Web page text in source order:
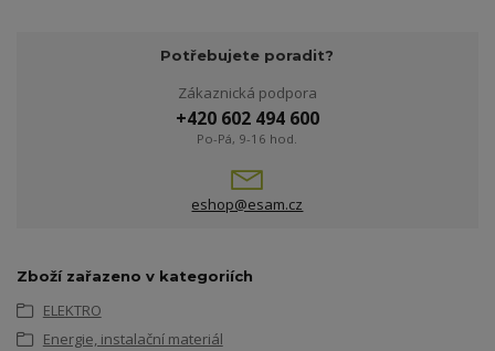
Potřebujete poradit?
Zákaznická podpora
+420 602 494 600
Po-Pá, 9-16 hod.
eshop@esam.cz
Zboží zařazeno v kategoriích
ELEKTRO
Energie, instalační materiál